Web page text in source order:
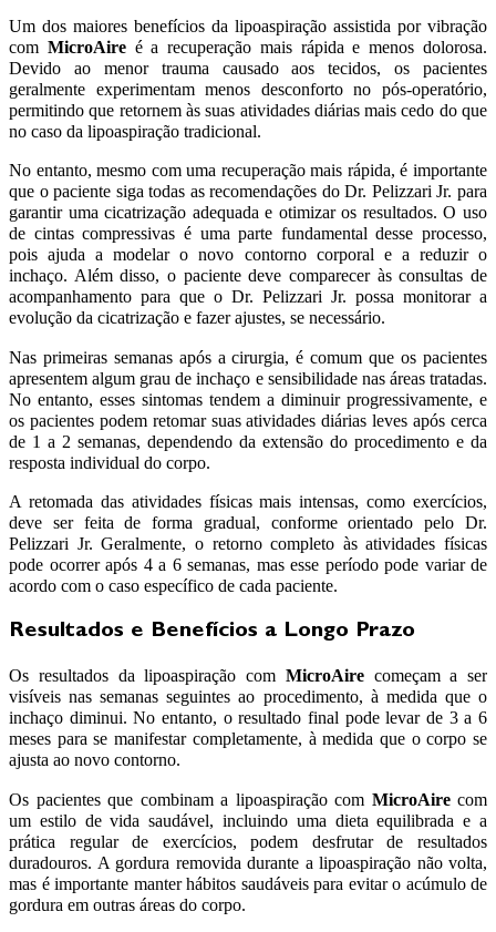
Um dos maiores benefícios da lipoaspiração assistida por vibração
com MicroAireé a recuperação mais rápida e menos dolorosa.
Devido ao menor trauma causado aos tecidos, os pacientes
geralmente experimentam menos desconforto no pós-operatório,
permitindo que retornem às suas atividades diárias mais cedo do que
no caso da lipoaspiração tradicional.
No entanto, mesmo com uma recuperação mais rápida, é importante
que o paciente siga todas as recomendações do Dr. Pelizzari Jr. para
garantir uma cicatrização adequada e otimizar os resultados. O uso
de cintas compressivas é uma parte fundamental desse processo,
pois ajuda a modelar o novo contorno corporal e a reduzir o
inchaço. Além disso, o paciente deve comparecer às consultas de
acompanhamento para que o Dr. Pelizzari Jr. possa monitorar a
evolução da cicatrização e fazer ajustes, se necessário.
Nas primeiras semanas após a cirurgia, é comum que os pacientes
apresentem algum grau de inchaço e sensibilidade nas áreas tratadas.
No entanto, esses sintomas tendem a diminuir progressivamente, e
os pacientes podem retomar suas atividades diárias leves após cerca
de 1 a 2 semanas, dependendo da extensão do procedimento e da
resposta individual do corpo.
A retomada das atividades físicas mais intensas, como exercícios,
deve ser feita de forma gradual, conforme orientado pelo Dr.
Pelizzari Jr. Geralmente, o retorno completo às atividades físicas
pode ocorrer após 4 a 6 semanas, mas esse período pode variar de
acordo com o caso específico de cada paciente.
Resultados e Benefícios a Longo Prazo
Os resultados da lipoaspiração com MicroAirecomeçam a ser
visíveis nas semanas seguintes ao procedimento, à medida que o
inchaço diminui. No entanto, o resultado final pode levar de 3 a 6
meses para se manifestar completamente, à medida que o corpo se
ajusta ao novo contorno.
Os pacientes que combinam a lipoaspiração com MicroAirecom
um estilo de vida saudável, incluindo uma dieta equilibrada e a
prática regular de exercícios, podem desfrutar de resultados
duradouros. A gordura removida durante a lipoaspiração não volta,
mas é importante manter hábitos saudáveis para evitar o acúmulo de
gordura em outras áreas do corpo.